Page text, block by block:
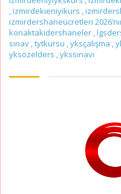
,izmirdekieniyikurs ,
izmirdershaneücretleri
konaktakidershaneler ,
sınav ,tytkursu ,yksçalışma ,
yksözelders ,ykssınavı